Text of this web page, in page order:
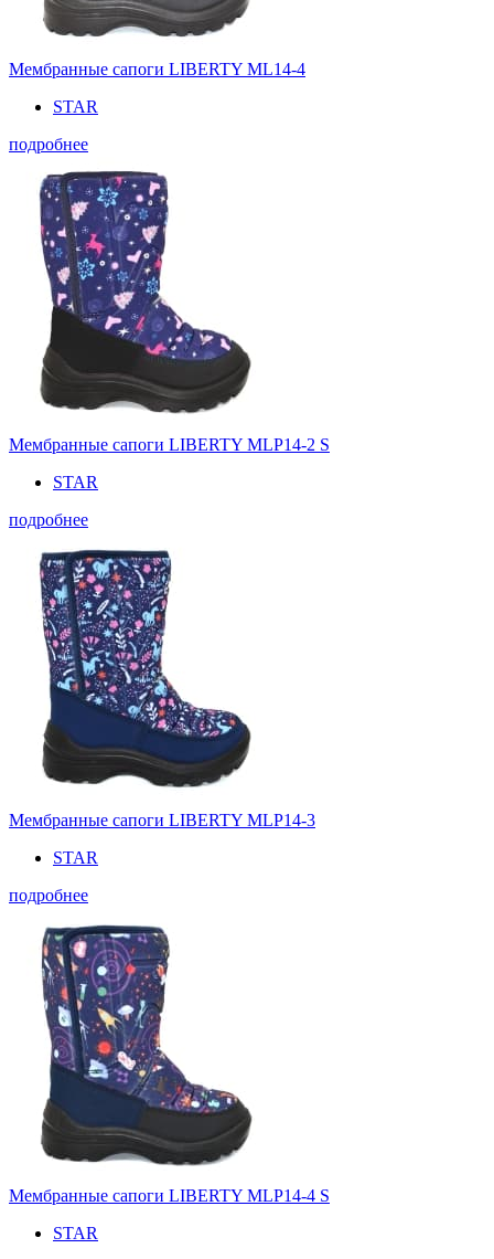
Мембранные сапоги LIBERTY ML14-4
STAR
подробнее
Мембранные сапоги LIBERTY MLP14-2 S
STAR
подробнее
Мембранные сапоги LIBERTY MLP14-3
STAR
подробнее
Мембранные сапоги LIBERTY MLP14-4 S
STAR